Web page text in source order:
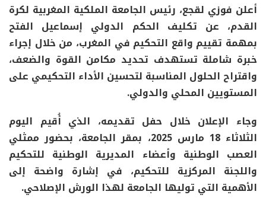
أعلن فوزي لقجع، رئيس الجامعة الملكية المغربية لكرة
القدم، عن تكليف الحكم الدولي إسماعيل الفتح
بمهمة تقييم واقع التحكيم في المغرب، من خلال إجراء
خبرة شاملة تستهدف تحديد مكامن القوة والضعف،
واقتراح الحلول المناسبة لتحسين الأداء التحكيمي على
المستويين المحلي والدولي.
وجاء الإعلان خلال حفل تقديمه، الذي أُقيم اليوم
الثلاثاء 18 مارس 2025، بمقر الجامعة، بحضور ممثلي
العصب الوطنية وأعضاء المديرية الوطنية للتحكيم
واللجنة المركزية للتحكيم، في إشارة واضحة إلى
الأهمية التي توليها الجامعة لهذا الورش الإصلاحي.